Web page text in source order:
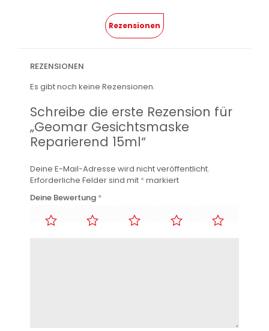
Rezensionen
REZENSIONEN
Es gibt noch keine Rezensionen.
Schreibe die erste Rezension für
„Geomar Gesichtsmaske
Reparierend 15ml“
Deine E-Mail-Adresse wird nicht veröffentlicht.
Erforderliche Felder sind mit *markiert
Deine Bewertung *